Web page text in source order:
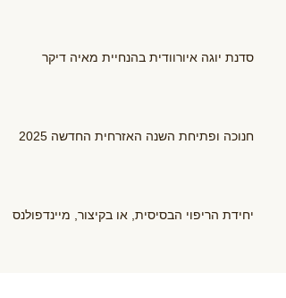
סדנת יוגה איורוודית בהנחיית מאיה דיקר
חנוכה ופתיחת השנה האזרחית החדשה 2025
יחידת הריפוי הבסיסית, או בקיצור, מיינדפולנס